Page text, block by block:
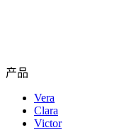
产品
Vera
Clara
Victor